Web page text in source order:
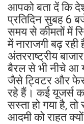
आपको बता दें कि
प्रतिदिन सुबह 6
समय से कीमतों में
में नाराजगी बढ़
अंतरराष्ट्रीय
बैरल से भी नीचे आ
जैसे ट्विटर और
रहे हैं। कई यूजर्स
सस्ता हो गया है,
आदमी को राहत